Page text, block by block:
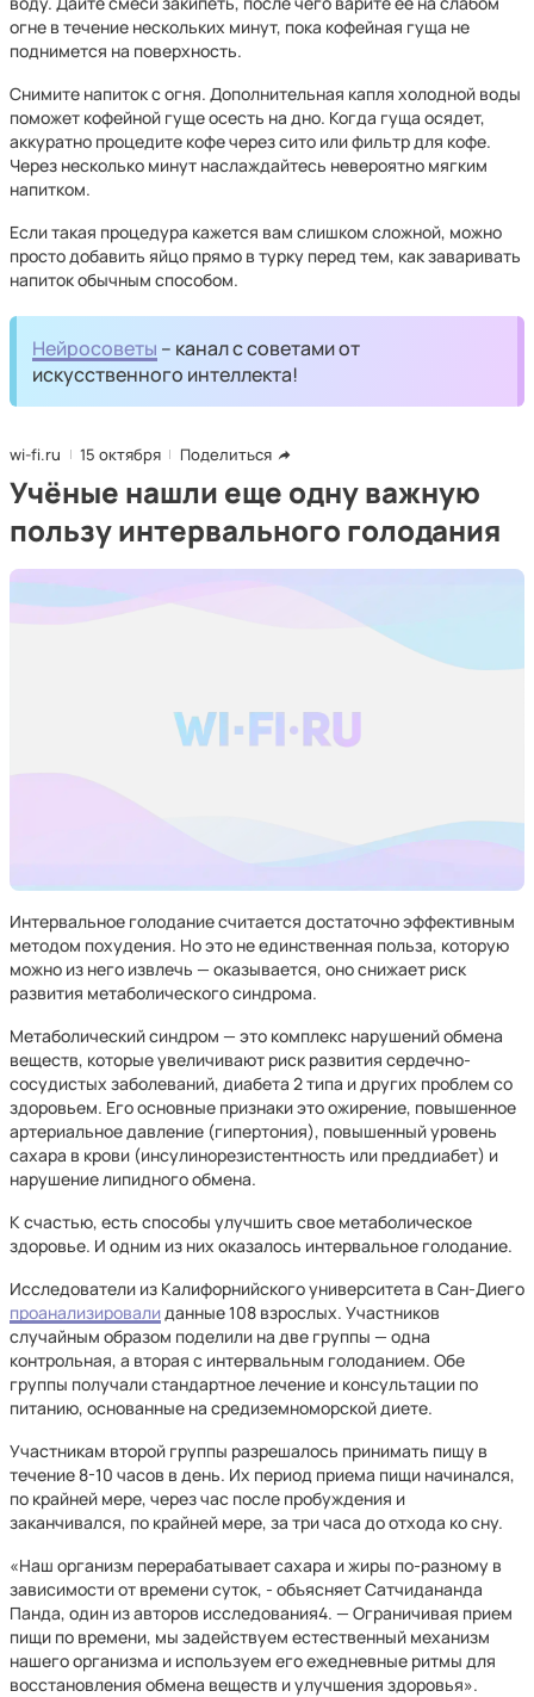
огне в течение нескольких минут, пока кофейная гуща не
поднимется на поверхность.
Снимите напиток с огня. Дополнительная капля холодной воды
поможет кофейной гуще осесть на дно. Когда гуща осядет,
аккуратно процедите кофе через сито или фильтр для кофе.
Через несколько минут наслаждайтесь невероятно мягким
напитком.
Если такая процедура кажется вам слишком сложной, можно
просто добавить яйцо прямо в турку перед тем, как заваривать
напиток обычным способом.
Нейросоветы – канал с советами от
искусственного интеллекта!
wi-fi.ru 15 октября Поделиться
Учёные нашли еще одну важную
пользу интервального голодания
Интервальное голодание считается достаточно эффективным
методом похудения. Но это не единственная польза, которую
можно из него извлечь — оказывается, оно снижает риск
развития метаболического синдрома.
Метаболический синдром — это комплекс нарушений обмена
веществ, которые увеличивают риск развития сердечно-
сосудистых заболеваний, диабета 2 типа и других проблем со
здоровьем. Его основные признаки это ожирение, повышенное
артериальное давление (гипертония), повышенный уровень
сахара в крови (инсулинорезистентность или преддиабет) и
нарушение липидного обмена.
К счастью, есть способы улучшить свое метаболическое
здоровье. И одним из них оказалось интервальное голодание.
Исследователи из Калифорнийского университета в Сан-Диего
проанализировали данные 108 взрослых. Участников
случайным образом поделили на две группы — одна
контрольная, а вторая с интервальным голоданием. Обе
группы получали стандартное лечение и консультации по
питанию, основанные на средиземноморской диете.
Участникам второй группы разрешалось принимать пищу в
течение 8-10 часов в день. Их период приема пищи начинался,
по крайней мере, через час после пробуждения и
заканчивался, по крайней мере, за три часа до отхода ко сну.
«Наш организм перерабатывает сахара и жиры по-разному в
зависимости от времени суток, - объясняет Сатчидананда
Панда, один из авторов исследования4. — Ограничивая прием
пищи по времени, мы задействуем естественный механизм
нашего организма и используем его ежедневные ритмы для
восстановления обмена веществ и улучшения здоровья».